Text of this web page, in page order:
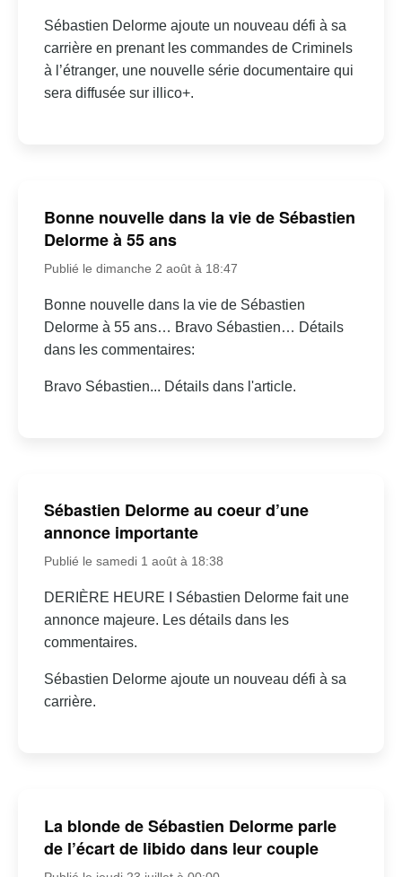
Sébastien Delorme ajoute un nouveau défi à sa
carrière en prenant les commandes de Criminels
à l’étranger, une nouvelle série documentaire qui
sera diffusée sur illico+.
Bonne nouvelle dans la vie de Sébastien
Delorme à 55 ans
Publié le dimanche 2 août à 18:47
Bonne nouvelle dans la vie de Sébastien
Delorme à 55 ans… Bravo Sébastien… Détails
dans les commentaires:
Bravo Sébastien... Détails dans l'article.
Sébastien Delorme au coeur d’une
annonce importante
Publié le samedi 1 août à 18:38
DERIÈRE HEURE I Sébastien Delorme fait une
annonce majeure. Les détails dans les
commentaires.
Sébastien Delorme ajoute un nouveau défi à sa
carrière.
La blonde de Sébastien Delorme parle
de l’écart de libido dans leur couple